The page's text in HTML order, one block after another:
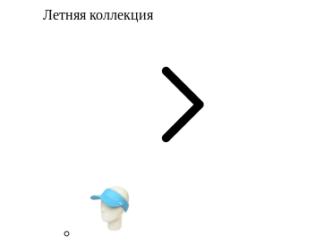
Летняя коллекция